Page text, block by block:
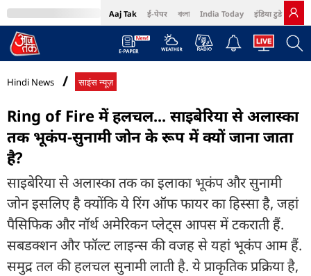
Aaj Tak ई-पेपर বাংলা India Today इंडिया टुडे हिंदी
MumbaiTak Cosmopolitan Harper's Bazaar Northeast
Hindi News साइंस न्यूज़
Ring of Fire में हलचल... साइबेरिया से अलास्का
तक भूकंप-सुनामी जोन के रूप में क्यों जाना जाता
है?
साइबेरिया से अलास्का तक का इलाका भूकंप और सुनामी
जोन इसलिए है क्योंकि ये रिंग ऑफ फायर का हिस्सा है, जहां
पैसिफिक और नॉर्थ अमेरिकन प्लेट्स आपस में टकराती हैं.
सबडक्शन और फॉल्ट लाइन्स की वजह से यहां भूकंप आम हैं.
समुद्र तल की हलचल सुनामी लाती है. ये प्राकृतिक प्रक्रिया है,